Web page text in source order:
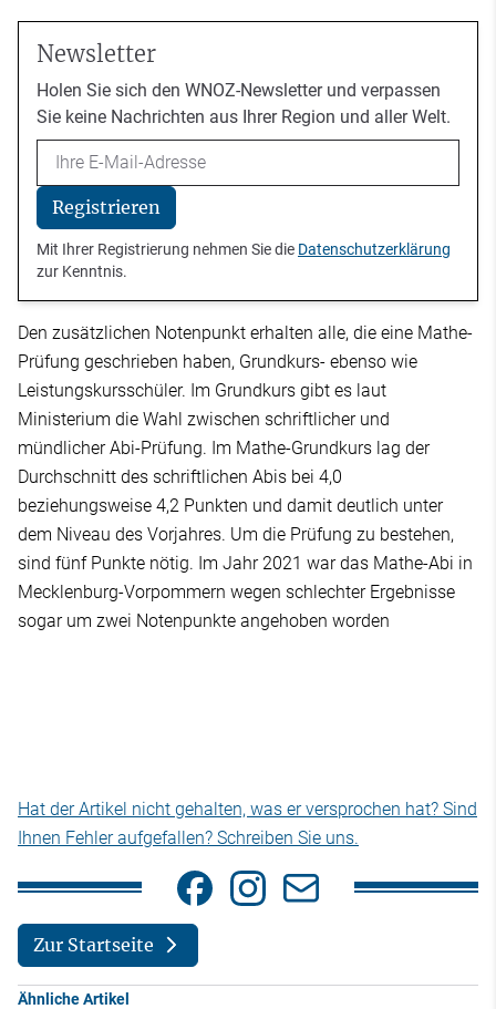
Newsletter
Holen Sie sich den WNOZ-Newsletter und verpassen
Sie keine Nachrichten aus Ihrer Region und aller Welt.
Email
Registrieren
Mit Ihrer Registrierung nehmen Sie die Datenschutzerklärung
zur Kenntnis.
Den zusätzlichen Notenpunkt erhalten alle, die eine Mathe-
Prüfung geschrieben haben, Grundkurs- ebenso wie
Leistungskursschüler. Im Grundkurs gibt es laut
Ministerium die Wahl zwischen schriftlicher und
mündlicher Abi-Prüfung. Im Mathe-Grundkurs lag der
Durchschnitt des schriftlichen Abis bei 4,0
beziehungsweise 4,2 Punkten und damit deutlich unter
dem Niveau des Vorjahres. Um die Prüfung zu bestehen,
sind fünf Punkte nötig. Im Jahr 2021 war das Mathe-Abi in
Mecklenburg-Vorpommern wegen schlechter Ergebnisse
sogar um zwei Notenpunkte angehoben worden
Hat der Artikel nicht gehalten, was er versprochen hat? Sind
Ihnen Fehler aufgefallen? Schreiben Sie uns.
Zur Startseite
Ähnliche Artikel